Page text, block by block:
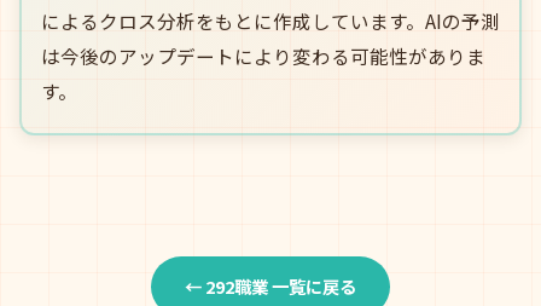
によるクロス分析をもとに作成しています。AIの予測
は今後のアップデートにより変わる可能性がありま
す。
← 292職業 一覧に戻る